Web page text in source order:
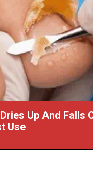
Up And Falls
Use